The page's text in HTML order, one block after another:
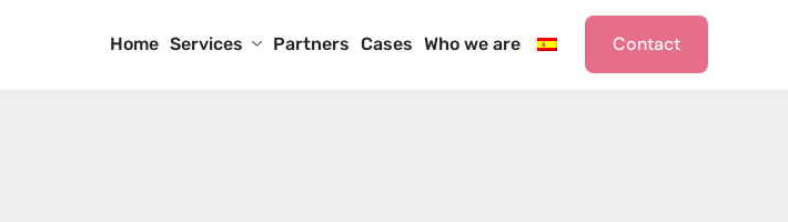
Home Services Partners Cases Who we are Contact